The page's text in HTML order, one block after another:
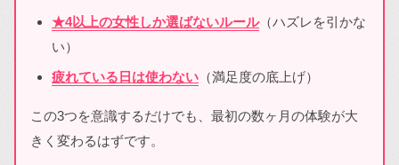
★4以上の女性しか選ばないルール（ハズレを引かな
い）
疲れている日は使わない （満足度の底上げ）
この3つを意識するだけでも、最初の数ヶ月の体験が大
きく変わるはずです。